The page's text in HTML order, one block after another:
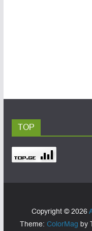
TOP
Copyright © 2026
Theme:ColorMag by